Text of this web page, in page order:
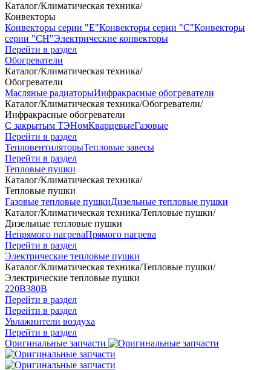
Каталог/Климатическая техника/
Конвекторы
Конвекторы серии "Е"Конвекторы серии "С"Конвекторы
серии "СН"Электрические конвекторы
Перейти в раздел
Обогреватели
Каталог/Климатическая техника/
Обогреватели
Масляные радиаторыИнфракрасные обогреватели
Каталог/Климатическая техника/Обогреватели/
Инфракрасные обогреватели
С закрытым ТЭНомКварцевыеГазовые
Перейти в раздел
ТепловентиляторыТепловые завесы
Перейти в раздел
Тепловые пушки
Каталог/Климатическая техника/
Тепловые пушки
Газовые тепловые пушкиДизельные тепловые пушки
Каталог/Климатическая техника/Тепловые пушки/
Дизельные тепловые пушки
Непрямого нагреваПрямого нагрева
Перейти в раздел
Электрические тепловые пушки
Каталог/Климатическая техника/Тепловые пушки/
Электрические тепловые пушки
220В380В
Перейти в раздел
Перейти в раздел
Увлажнители воздуха
Перейти в раздел
Оригинальные запчасти